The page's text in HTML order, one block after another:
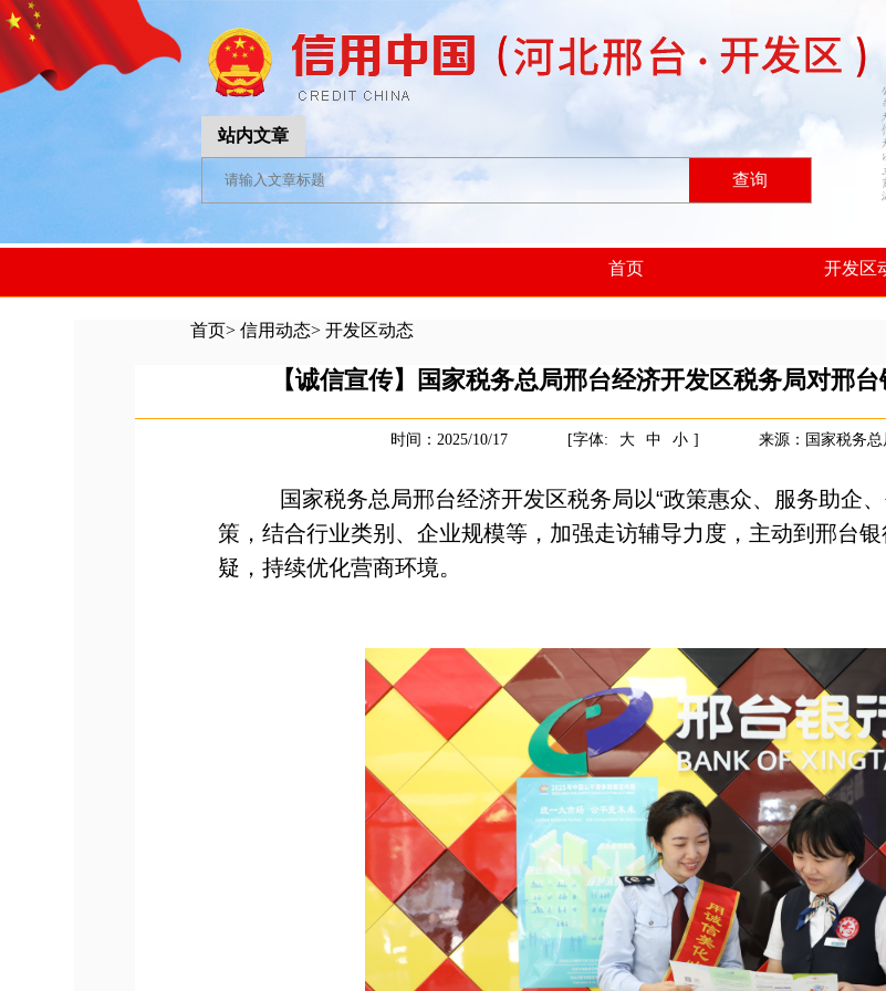
站内文章
查询
首页 开发区
首页> 信用动态> 开发区动态
【诚信宣传】国家税务总局邢台经济开发区税务局对邢
时间：2025/10/17 [字体: 大 中 小 ] 来源：国家税务
国家税务总局邢台经济开发区税务局以“政策惠众、服务助企
策，结合行业类别、企业规模等，加强走访辅导力度，主动到邢台
疑，持续优化营商环境。